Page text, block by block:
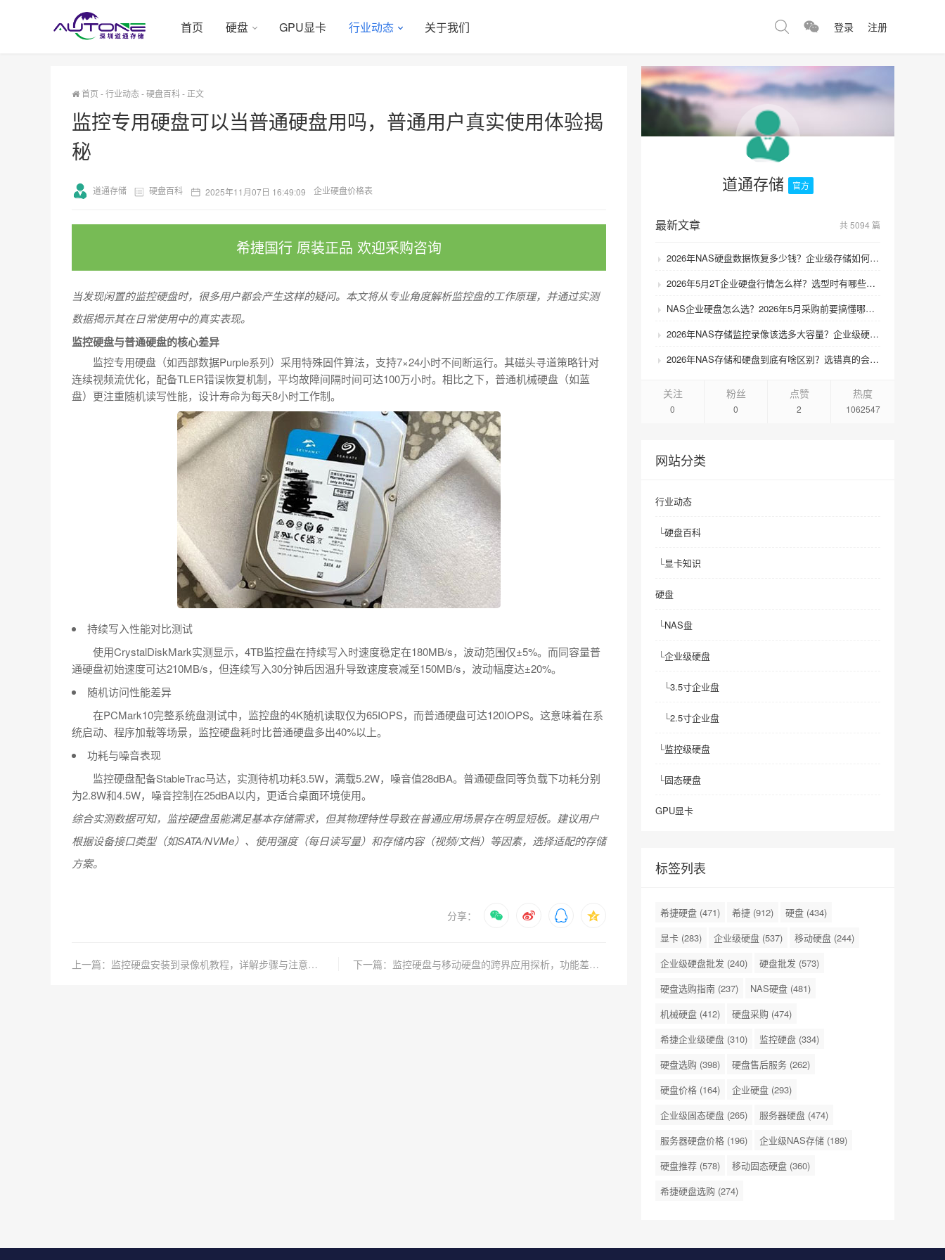
首页 硬盘 GPU显卡 行业动态 关于我们 登录 注册
首页 -行业动态-硬盘百科- 正文
监控专用硬盘可以当普通硬盘用吗，普通用户真实使用体验揭
秘
道通存储 硬盘百科 2025年11月07日 16:49:09 企业硬盘价格表
希捷国行 原装正品 欢迎采购咨询
当发现闲置的监控硬盘时，很多用户都会产生这样的疑问。本文将从专业角度解析监控盘的工作原理，并通过实测
数据揭示其在日常使用中的真实表现。
监控硬盘与普通硬盘的核心差异
监控专用硬盘（如西部数据Purple系列）采用特殊固件算法，支持7×24小时不间断运行。其磁头寻道策略针对
连续视频流优化，配备TLER错误恢复机制，平均故障间隔时间可达100万小时。相比之下，普通机械硬盘（如蓝
盘）更注重随机读写性能，设计寿命为每天8小时工作制。
持续写入性能对比测试
使用CrystalDiskMark实测显示，4TB监控盘在持续写入时速度稳定在180MB/s，波动范围仅±5%。而同容量普
通硬盘初始速度可达210MB/s，但连续写入30分钟后因温升导致速度衰减至150MB/s，波动幅度达±20%。
随机访问性能差异
在PCMark10完整系统盘测试中，监控盘的4K随机读取仅为65IOPS，而普通硬盘可达120IOPS。这意味着在系
统启动、程序加载等场景，监控硬盘耗时比普通硬盘多出40%以上。
功耗与噪音表现
监控硬盘配备StableTrac马达，实测待机功耗3.5W，满载5.2W，噪音值28dBA。普通硬盘同等负载下功耗分别
为2.8W和4.5W，噪音控制在25dBA以内，更适合桌面环境使用。
综合实测数据可知，监控硬盘虽能满足基本存储需求，但其物理特性导致在普通应用场景存在明显短板。建议用户
根据设备接口类型（如SATA/NVMe）、使用强度（每日读写量）和存储内容（视频/文档）等因素，选择适配的存储
方案。
分享：
上一篇：监控硬盘安装到录像机教程，详解步骤与注意事项 下一篇：监控硬盘与移动硬盘的跨界应用探析，功能差异下的兼容可能
道通存储 官方
最新文章 共 5094 篇
2026年NAS硬盘数据恢复多少钱？企业级存储如何避免数据丢失风险？
2026年5月2T企业硬盘行情怎么样？选型时有哪些避坑技巧？
NAS企业硬盘怎么选？2026年5月采购前要搞懂哪些坑？
2026年NAS存储监控录像该选多大容量？企业级硬盘怎么搭配才划算？
2026年NAS存储和硬盘到底有啥区别？选错真的会后悔吗？
关注
0
粉丝
0
点赞
2
热度
1062547
网站分类
行业动态
└硬盘百科
└显卡知识
硬盘
└NAS盘
└企业级硬盘
└3.5寸企业盘
└2.5寸企业盘
└监控级硬盘
└固态硬盘
GPU显卡
标签列表
希捷硬盘 (471) 希捷 (912) 硬盘 (434)
显卡 (283) 企业级硬盘 (537) 移动硬盘 (244)
企业级硬盘批发 (240) 硬盘批发 (573)
硬盘选购指南 (237) NAS硬盘 (481)
机械硬盘 (412) 硬盘采购 (474)
希捷企业级硬盘 (310) 监控硬盘 (334)
硬盘选购 (398) 硬盘售后服务 (262)
硬盘价格 (164) 企业硬盘 (293)
企业级固态硬盘 (265) 服务器硬盘 (474)
服务器硬盘价格 (196) 企业级NAS存储 (189)
硬盘推荐 (578) 移动固态硬盘 (360)
希捷硬盘选购 (274)